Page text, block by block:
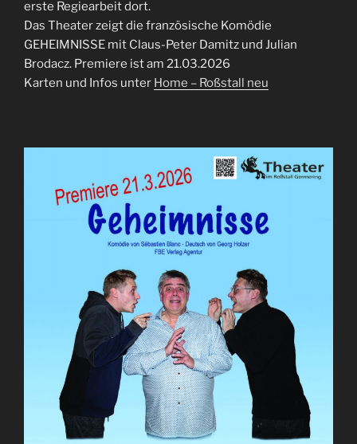
erste Regiearbeit dort.
Das Theater zeigt die französische Komödie
GEHEIMNISSE mit Claus-Peter Damitz und Julian
Brodacz. Premiere ist am 21.03.2026
Karten und Infos unter Home – Roßstall neu